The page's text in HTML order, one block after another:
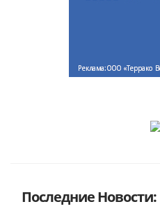
Последние Новости: